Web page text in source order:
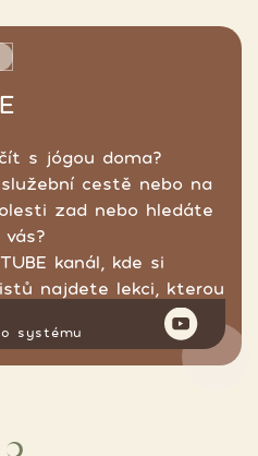
s jógou doma?
cestě nebo na
zad nebo hledáte
kanál, kde si
najdete lekci, kterou
systému